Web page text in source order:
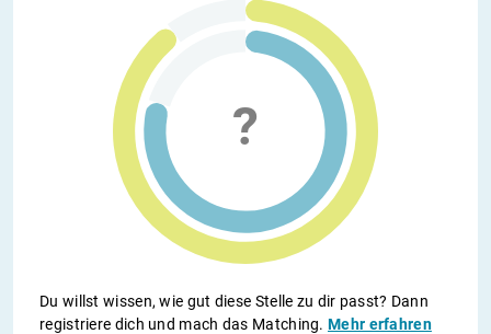
Du willst wissen, wie gut diese Stelle zu dir passt? Dann
registriere dich und mach das Matching.Mehr erfahren